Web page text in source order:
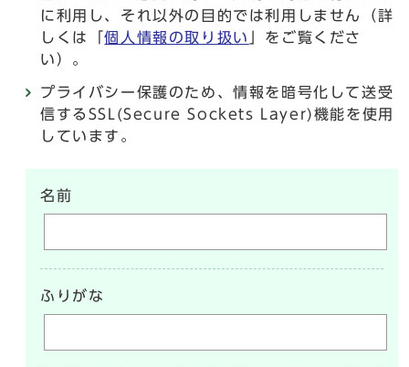
に利用し、それ以外の目的では利用しません（詳
しくは「個人情報の取り扱い
」をご覧くださ
い）。
プライバシー保護のため、情報を暗号化して送受
信するSSL(Secure Sockets Layer)機能を使用
しています。
名前
ふりがな